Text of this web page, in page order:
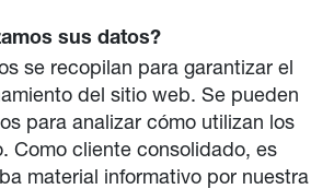
sus datos?
se recopilan para garantizar el
del sitio web. Se pueden
para analizar cómo utilizan los
Como cliente consolidado, es
material informativo por nuestra